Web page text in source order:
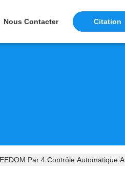
Nous Contacter Citation
Par 4 Contrôle Automatique